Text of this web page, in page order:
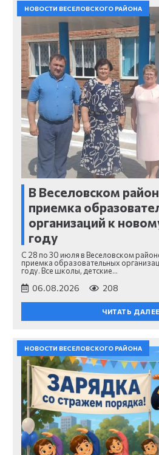
НОВОСТИ ВЕСЕЛОВСКОГО РАЙОНА
В Веселовском
приемка
организаций к
году
С 28 по 30 июля в Веселовском
приемка образовательных
году. Все школы, детские…
06.08.2026 208
ЧИТАТЬ ДАЛЕЕ
НОВОСТИ ВЕСЕЛОВСКОГО РАЙОНА